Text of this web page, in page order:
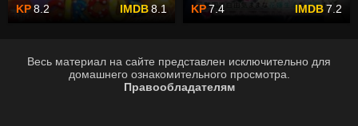
8.2 8.1 7.4 7.2
Весь материал на сайте представлен исключительно для
домашнего ознакомительного просмотра.
Правообладателям